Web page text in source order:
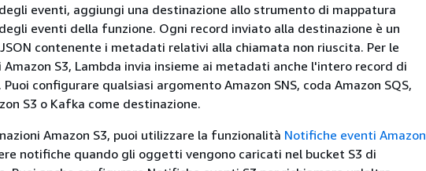
eventi, aggiungi una destinazione allo strumento di mappatura
eventi della funzione. Ogni record inviato alla destinazione è un
contenente i metadati relativi alla chiamata non riuscita. Per le
S3, Lambda invia insieme ai metadati anche l'intero record di
Puoi configurare qualsiasi argomento Amazon SNS, coda Amazon SQS,
S3 o Kafka come destinazione.
Amazon S3, puoi utilizzare la funzionalità Notifiche eventi Amazon
notifiche quando gli oggetti vengono caricati nel bucket S3 di